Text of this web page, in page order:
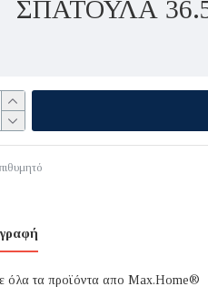
ΣΠΑΤΟΥΛΑ
όλα τα προϊόντα απο Max.Home®